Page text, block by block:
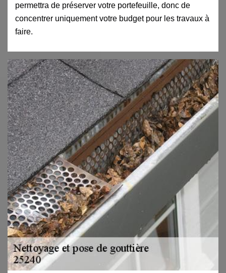
permettra de préserver votre portefeuille, donc de
concentrer uniquement votre budget pour les travaux à
faire.